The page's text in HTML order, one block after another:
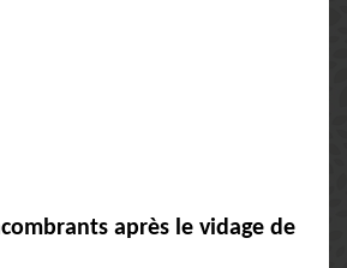
après le vidage de